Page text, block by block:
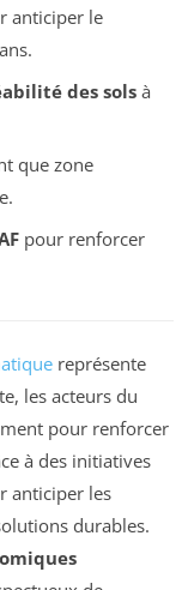
anticiper le
des solsà
que zone
pour renforcer
représente
les acteurs du
pour renforcer
à des initiatives
anticiper les
durables.